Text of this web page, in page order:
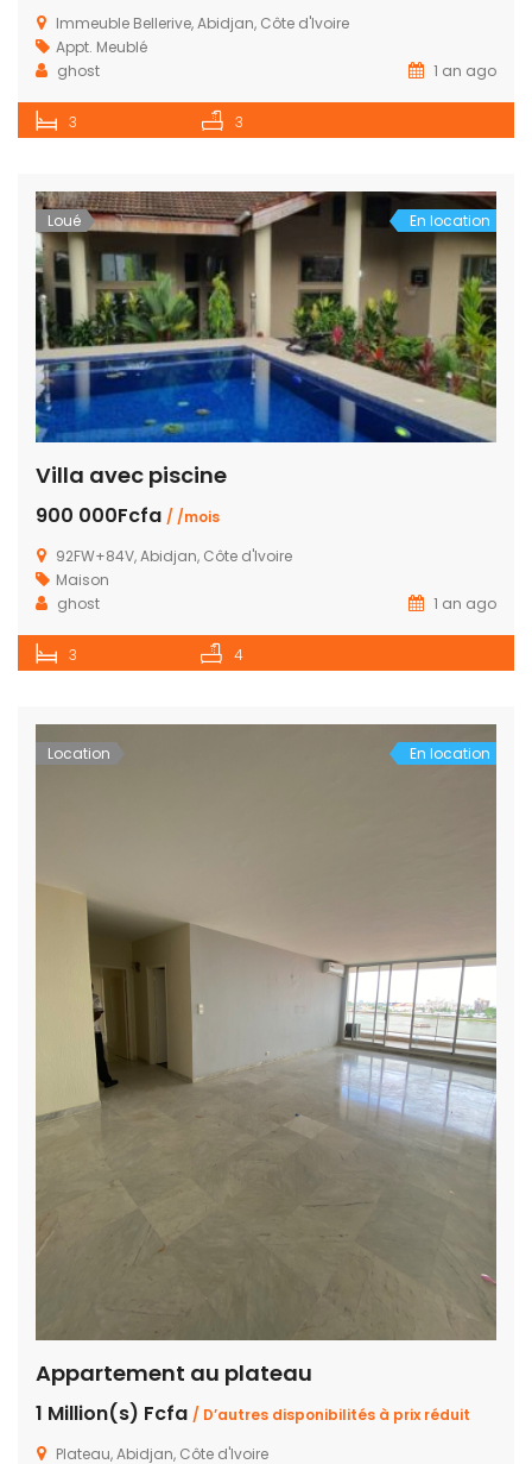
Immeuble Bellerive, Abidjan, Côte d'Ivoire
Appt. Meublé
ghost
1 an ago
3 3
Loué En location
Villa avec piscine
900 000Fcfa / /mois
92FW+84V, Abidjan, Côte d'Ivoire
Maison
ghost
1 an ago
3 4
Location En location
Appartement au plateau
1 Million(s) Fcfa / D’autres disponibilités à prix réduit
Plateau, Abidjan, Côte d'Ivoire